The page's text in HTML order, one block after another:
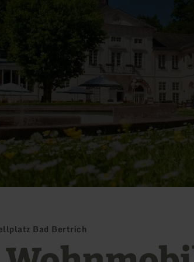
Bad Bertrich